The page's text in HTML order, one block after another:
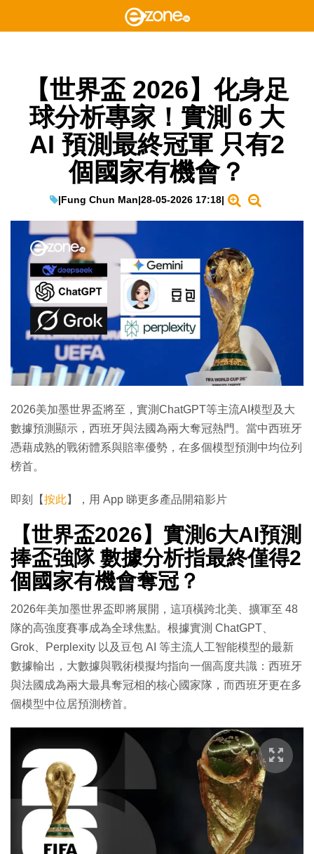
【世界盃 2026】化身足
球分析專家！實測 6 大
AI 預測最終冠軍 只有2
個國家有機會？
|Fung Chun Man|28-05-2026 17:18|
2026美加墨世界盃將至，實測ChatGPT等主流AI模型及大
數據預測顯示，西班牙與法國為兩大奪冠熱門。當中西班牙
憑藉成熟的戰術體系與賠率優勢，在多個模型預測中均位列
榜首。
即刻【按此】，用 App 睇更多產品開箱影片
【世界盃2026】實測6大AI預測
捧盃強隊 數據分析指最終僅得2
個國家有機會奪冠？
2026年美加墨世界盃即將展開，這項橫跨北美、擴軍至 48
隊的高強度賽事成為全球焦點。根據實測 ChatGPT、
Grok、Perplexity 以及豆包 AI 等主流人工智能模型的最新
數據輸出，大數據與戰術模擬均指向一個高度共識：西班牙
與法國成為兩大最具奪冠相的核心國家隊，而西班牙更在多
個模型中位居預測榜首。